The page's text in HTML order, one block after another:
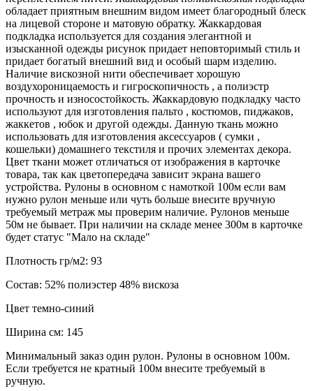
обладает приятным внешним видом имеет благородный блеск
на лицевой стороне и матовую обратку. Жаккардовая
подкладка используется для создания элегантной и
изысканной одежды рисунок придает неповторимый стиль и
придает богатый внешний вид и особый шарм изделию.
Наличие вискозной нити обеспечивает хорошую
воздухороницаемость и гигроскопичность , а полиэстр
прочность и износостойкость. Жаккардовую подкладку часто
используют для изготовления пальто , костюмов, пиджаков,
жаккетов , юбок и другой одежды. Данную ткань можно
использовать для изготовления аксессуаров ( сумки ,
кошельки) домашнего текстиля и прочих элементах декора.
Цвет ткани может отличаться от изображения в карточке
товара, так как цветопередача зависит экрана вашего
устройства. Рулоны в основном с намоткой 100м если вам
нужно рулон меньше или чуть больше внесите вручную
требуемый метраж мы проверим наличие. Рулонов меньше
50м не бывает. При наличии на складе менее 300м в карточке
будет статус "Мало на складе"
Плотность гр/м2: 93
Состав: 52% полиэстер 48% вискоза
Цвет темно-синий
Ширина см: 145
Минимальный заказ один рулон. Рулоны в основном 100м.
Если требуется не кратный 100м внесите требуемый в
ручную.